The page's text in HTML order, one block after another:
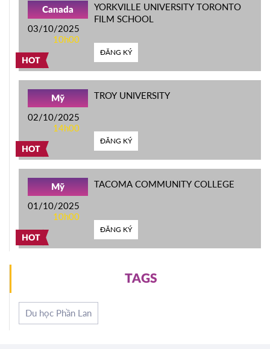
HOT
Canada
03/10/2025
10h00
YORKVILLE UNIVERSITY TORONTO
FILM SCHOOL
ĐĂNG KÝ
HOT
Mỹ
02/10/2025
14h00
TROY UNIVERSITY
ĐĂNG KÝ
HOT
Mỹ
01/10/2025
10h00
TACOMA COMMUNITY COLLEGE
ĐĂNG KÝ
TAGS
Du học Phần Lan